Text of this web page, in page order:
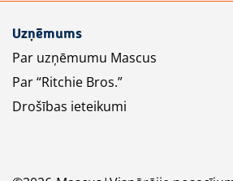
Uzņēmums
Par uzņēmumu Mascus
Par “Ritchie Bros.”
Drošības ieteikumi